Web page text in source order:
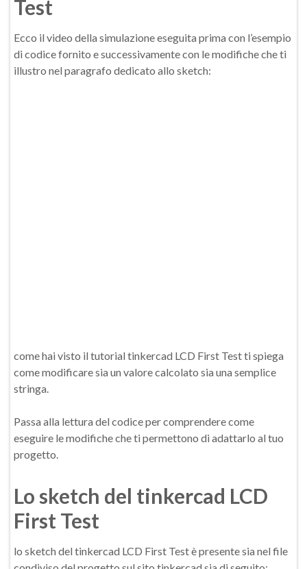
Test
Ecco il video della simulazione eseguita prima con l’esempio
di codice fornito e successivamente con le modifiche che ti
illustro nel paragrafo dedicato allo sketch:
come hai visto il tutorial tinkercad LCD First Test ti spiega
come modificare sia un valore calcolato sia una semplice
stringa.
Passa alla lettura del codice per comprendere come
eseguire le modifiche che ti permettono di adattarlo al tuo
progetto.
Lo sketch del tinkercad LCD
First Test
lo sketch del tinkercad LCD First Test è presente sia nel file